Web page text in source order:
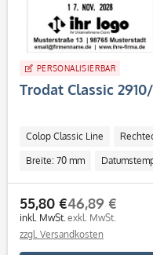
PERSONALISIERBAR
Trodat Classic
Colop Classic Line
Breite: 70 mm
55,80 €
inkl. MwSt.
46,89 €
exkl. MwSt.
zzgl. Versandkosten